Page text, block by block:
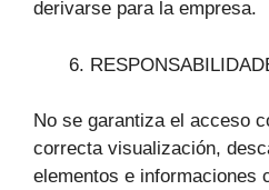
derivarse para la empresa.
No se garantiza el acceso
correcta visualización,
elementos e informaciones